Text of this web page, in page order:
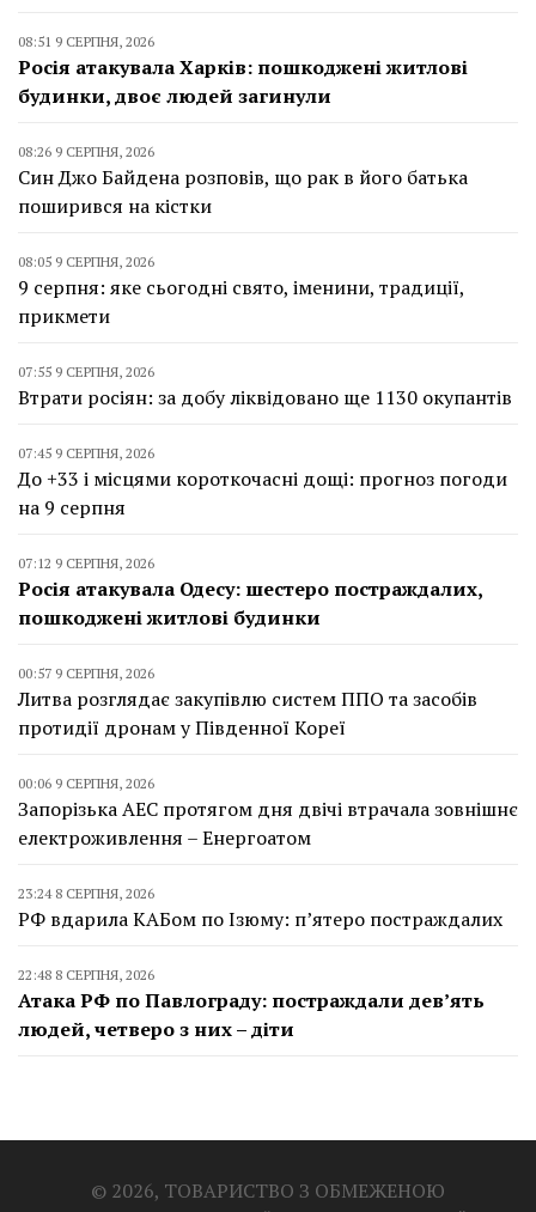
08:51 9 СЕРПНЯ, 2026
Росія атакувала Харків: пошкоджені житлові
будинки, двоє людей загинули
08:26 9 СЕРПНЯ, 2026
Син Джо Байдена розповів, що рак в його батька
поширився на кістки
08:05 9 СЕРПНЯ, 2026
9 серпня: яке сьогодні свято, іменини, традиції,
прикмети
07:55 9 СЕРПНЯ, 2026
Втрати росіян: за добу ліквідовано ще 1130 окупантів
07:45 9 СЕРПНЯ, 2026
До +33 і місцями короткочасні дощі: прогноз погоди
на 9 серпня
07:12 9 СЕРПНЯ, 2026
Росія атакувала Одесу: шестеро постраждалих,
пошкоджені житлові будинки
00:57 9 СЕРПНЯ, 2026
Литва розглядає закупівлю систем ППО та засобів
протидії дронам у Південної Кореї
00:06 9 СЕРПНЯ, 2026
Запорізька АЕС протягом дня двічі втрачала зовнішнє
електроживлення – Енергоатом
23:24 8 СЕРПНЯ, 2026
РФ вдарила КАБом по Ізюму: п’ятеро постраждалих
22:48 8 СЕРПНЯ, 2026
Атака РФ по Павлограду: постраждали дев’ять
людей, четверо з них – діти
© 2026, ТОВАРИСТВО З ОБМЕЖЕНОЮ